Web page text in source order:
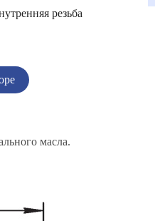
резьба
масла.